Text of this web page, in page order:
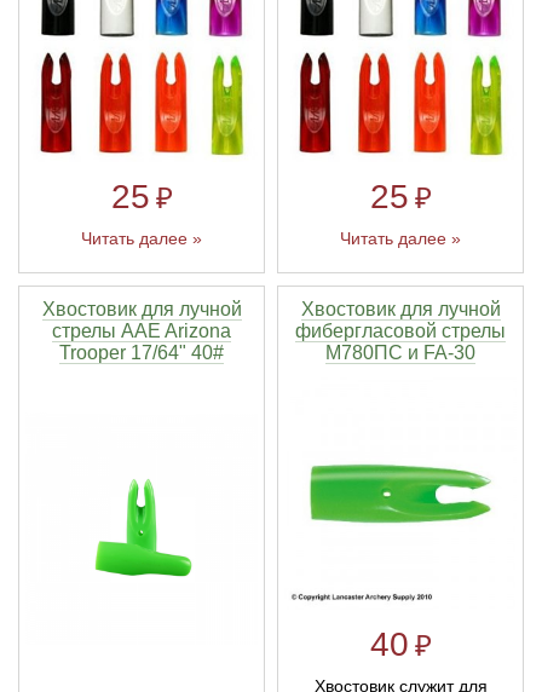
25 ₽
Читать далее »
25 ₽
Читать далее »
Хвостовик для лучной
стрелы AAE Arizona
Trooper 17/64" 40#
Хвостовик для лучной
фибергласовой стрелы
M780ПС и FA-30
40 ₽
Хвостовик служит для
Линейки для настройки лука
Полочки для лука
Плунжеры для лука
Киссеры для лука
Охотничьи ножи
Ножи складные